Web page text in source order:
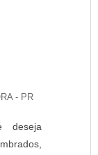
- PR
deseja